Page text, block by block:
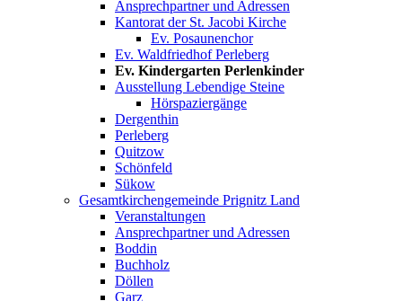
Ansprechpartner und Adressen
Kantorat der St. Jacobi Kirche
Ev. Posaunenchor
Ev. Waldfriedhof Perleberg
Ev. Kindergarten Perlenkinder
Ausstellung Lebendige Steine
Hörspaziergänge
Dergenthin
Perleberg
Quitzow
Schönfeld
Sükow
Gesamtkirchengemeinde Prignitz Land
Veranstaltungen
Ansprechpartner und Adressen
Boddin
Buchholz
Döllen
Garz